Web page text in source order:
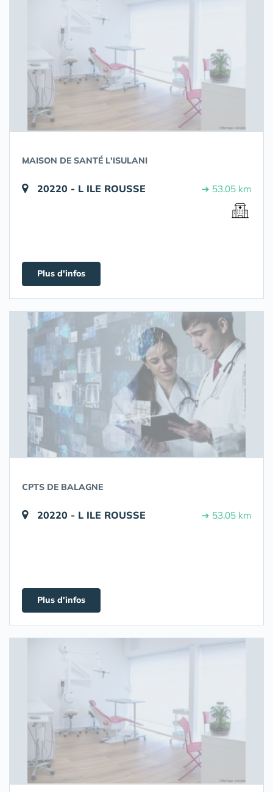
MAISON DE SANTÉ L'ISULANI
20220 - L ILE ROUSSE ➔ 53.05 km
Plus d'infos
CPTS DE BALAGNE
20220 - L ILE ROUSSE ➔ 53.05 km
Plus d'infos